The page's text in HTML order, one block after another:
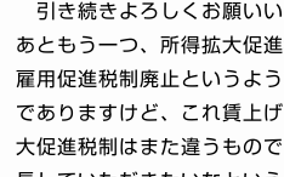
引き続きよろしくお願いい
あともう一つ、所得拡大促
雇用促進税制廃止というよ
でありますけど、これ賃上
大促進税制はまた違うもの